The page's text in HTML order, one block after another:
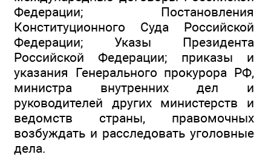
Федерации; Постановления
Конституционного Суда Российской
Федерации; Указы Президента
Российской Федерации; приказы и
указания Генерального прокурора РФ,
министра внутренних дел и
руководителей других министерств и
ведомств страны, правомочных
возбуждать и расследовать уголовные
дела.